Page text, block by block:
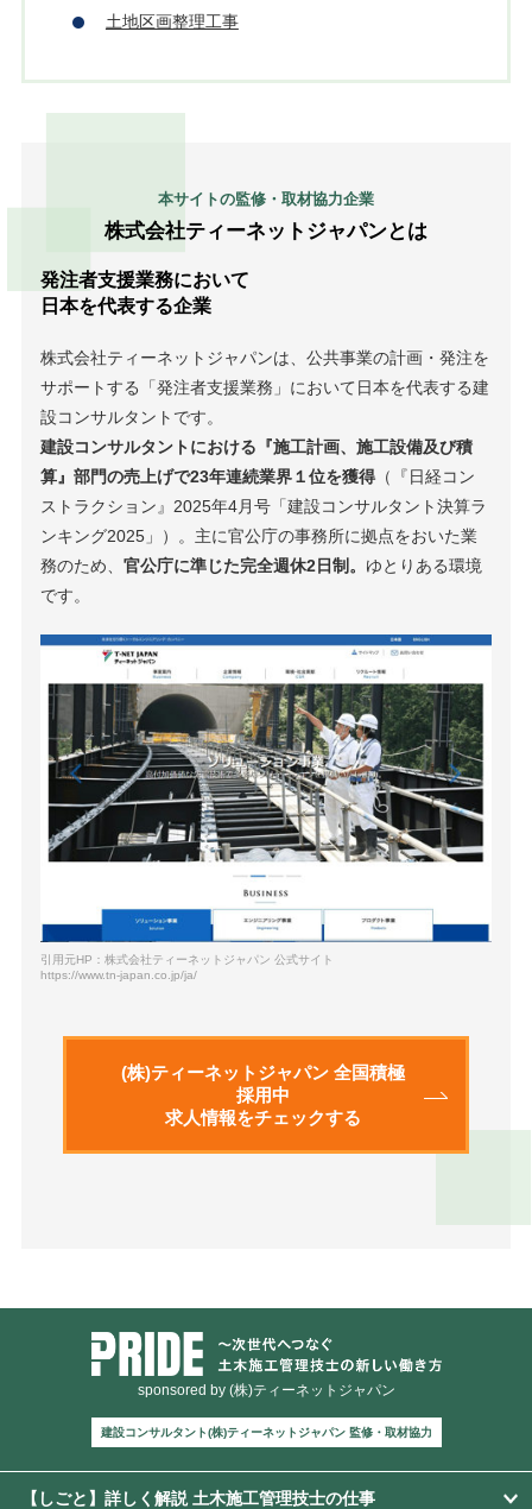
土地区画整理工事
本サイトの監修・取材協力企業
株式会社ティーネットジャパンとは
発注者支援業務において
日本を代表する企業
株式会社ティーネットジャパンは、公共事業の計画・発注を
サポートする「発注者支援業務」において日本を代表する建
設コンサルタントです。
建設コンサルタントにおける『施工計画、施工設備及び積
算』部門の売上げで23年連続業界１位を獲得 （『日経コン
ストラクション』2025年4月号「建設コンサルタント決算ラ
ンキング2025」）。主に官公庁の事務所に拠点をおいた業
務のため、官公庁に準じた完全週休2日制。 ゆとりある環境
です。
引用元HP：株式会社ティーネットジャパン 公式サイト
https://www.tn-japan.co.jp/ja/
(株)ティーネットジャパン 全国積極
採用中
求人情報をチェックする
sponsored by (株)ティーネットジャパン
建設コンサルタント(株)ティーネットジャパン 監修・取材協力
【しごと】詳しく解説 土木施工管理技士の仕事